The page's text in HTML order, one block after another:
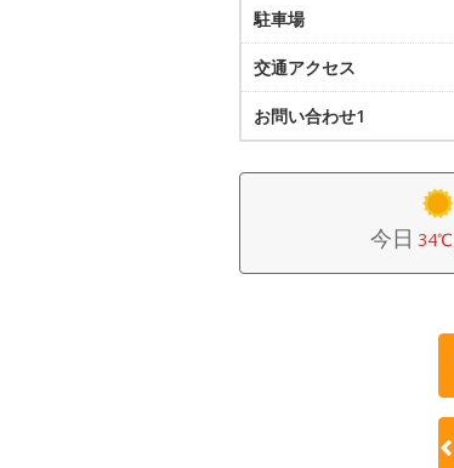
駐車場
交通アクセス
お問い合わせ1
今日 34℃